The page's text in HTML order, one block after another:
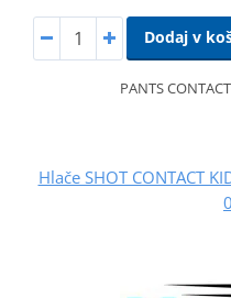
Dodaj v
PANTS
Hlače SHOT CONTACT